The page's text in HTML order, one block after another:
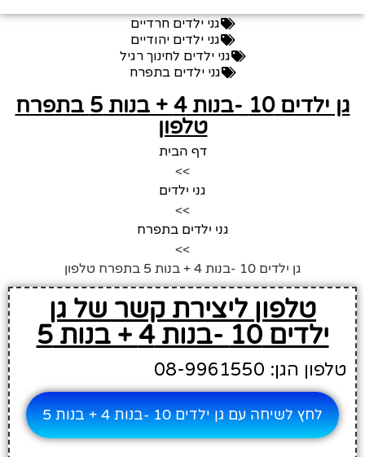
גני ילדים חרדיים
גני ילדים יהודיים
גני ילדים לחינוך רגיל
גני ילדים בתפרח
גן ילדים 10 -בנות 4 + בנות 5 בתפרח
טלפון
דף הבית
>>
גני ילדים
>>
גני ילדים בתפרח
>>
גן ילדים 10 -בנות 4 + בנות 5 בתפרח טלפון
טלפון ליצירת קשר של גן
ילדים 10 -בנות 4 + בנות 5
טלפון הגן: 08-9961550
לחץ לשיחה עם גן ילדים 10 -בנות 4 + בנות 5